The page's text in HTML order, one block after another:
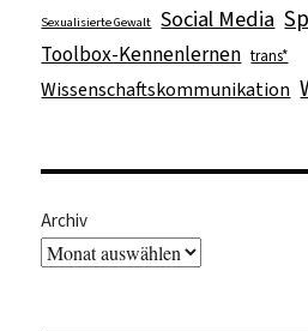
Sexualisierte Gewalt Social Media
Toolbox-Kennenlernen trans*
Wissenschaftskommunikation
Archiv